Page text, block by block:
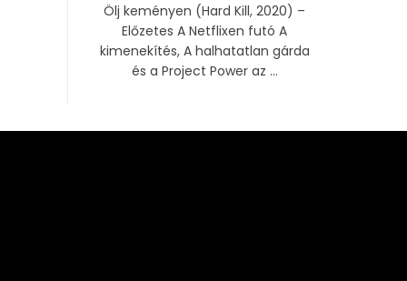
Ölj keményen (Hard Kill, 2020) –
Előzetes A Netflixen futó A
kimenekítés, A halhatatlan gárda
és a Project Power az ...